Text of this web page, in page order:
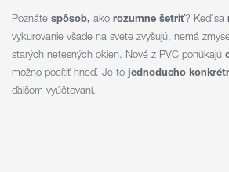
Poznáte spôsob, ako rozumne šetriť? Keď sa
vykurovanie všade na svete zvyšujú, nemá
starých netesných okien. Nové z PVC ponúkajú
možno pocítiť hneď. Je to jednoducho
ďalšom vyúčtovaní.